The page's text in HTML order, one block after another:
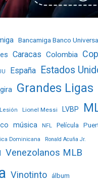
Bancamiga Banco
Caracas Colombia
España Estados
gira Grandes Ligas
Lesión Lionel Messi LVBP
música NFL Película
Dominicana Ronald Acuña Jr.
Venezolanos MLB
Vinotinto álbum